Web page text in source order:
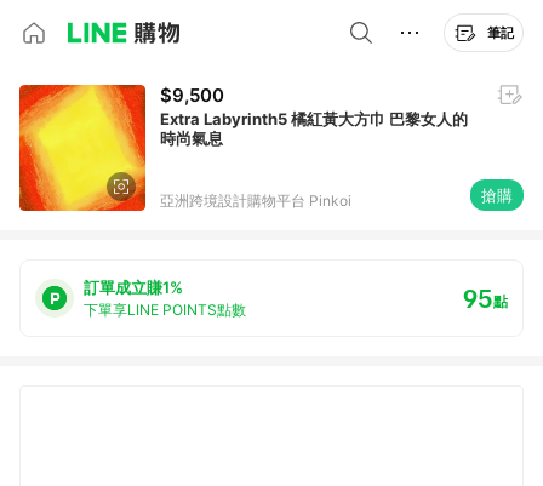
筆記
$9,500
Extra Labyrinth5 橘紅黃大方巾 巴黎女人的
時尚氣息
亞洲跨境設計購物平台 Pinkoi 搶購
訂單成立賺1%
下單享LINE POINTS點數 95點